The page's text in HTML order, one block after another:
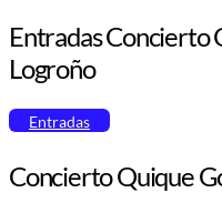
Entradas Concierto
Logroño
Entradas
Concierto Quique